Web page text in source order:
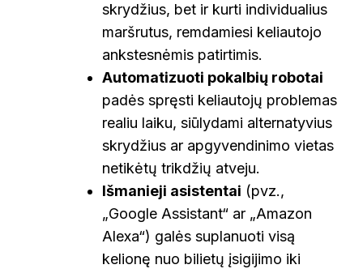
skrydžius, bet ir kurti individualius
maršrutus, remdamiesi keliautojo
ankstesnėmis patirtimis.
Automatizuoti pokalbių robotai
padės spręsti keliautojų problemas
realiu laiku, siūlydami alternatyvius
skrydžius ar apgyvendinimo vietas
netikėtų trikdžių atveju.
Išmanieji asistentai (pvz.,
„Google Assistant“ ar „Amazon
Alexa“) galės suplanuoti visą
kelionę nuo bilietų įsigijimo iki